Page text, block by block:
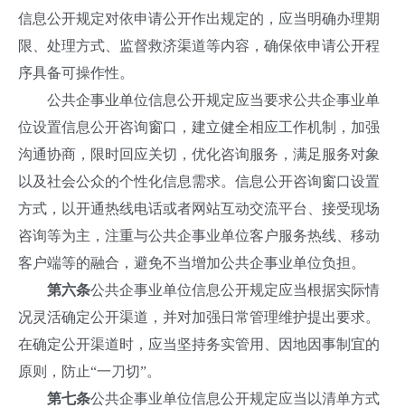
信息公开规定对依申请公开作出规定的，应当明确办理期
限、处理方式、监督救济渠道等内容，确保依申请公开程
序具备可操作性。
公共企事业单位信息公开规定应当要求公共企事业单
位设置信息公开咨询窗口，建立健全相应工作机制，加强
沟通协商，限时回应关切，优化咨询服务，满足服务对象
以及社会公众的个性化信息需求。信息公开咨询窗口设置
方式，以开通热线电话或者网站互动交流平台、接受现场
咨询等为主，注重与公共企事业单位客户服务热线、移动
客户端等的融合，避免不当增加公共企事业单位负担。
第六条公共企事业单位信息公开规定应当根据实际情
况灵活确定公开渠道，并对加强日常管理维护提出要求。
在确定公开渠道时，应当坚持务实管用、因地因事制宜的
原则，防止“一刀切”。
第七条公共企事业单位信息公开规定应当以清单方式